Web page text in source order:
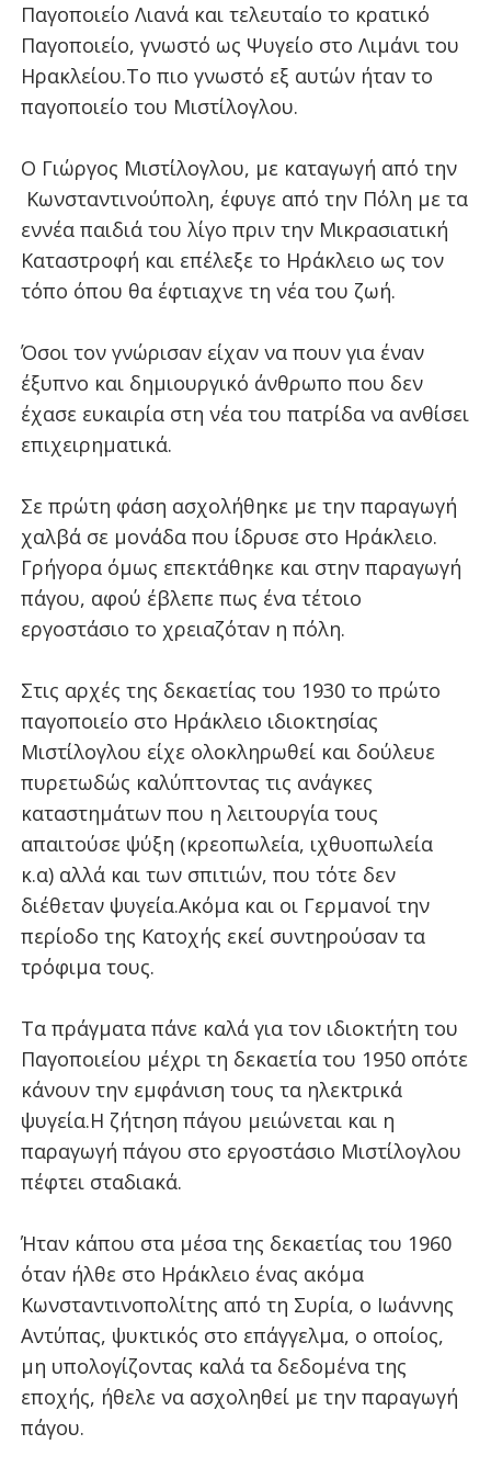
Παγοποιείο Λιανά και τελευταίο το κρατικό
Παγοποιείο, γνωστό ως Ψυγείο στο Λιμάνι του
Ηρακλείου.Το πιο γνωστό εξ αυτών ήταν το
παγοποιείο του Μιστίλογλου.
Ο Γιώργος Μιστίλογλου, με καταγωγή από την
Κωνσταντινούπολη, έφυγε από την Πόλη με τα
εννέα παιδιά του λίγο πριν την Μικρασιατική
Καταστροφή και επέλεξε το Ηράκλειο ως τον
τόπο όπου θα έφτιαχνε τη νέα του ζωή.
Όσοι τον γνώρισαν είχαν να πουν για έναν
έξυπνο και δημιουργικό άνθρωπο που δεν
έχασε ευκαιρία στη νέα του πατρίδα να ανθίσει
επιχειρηματικά.
Σε πρώτη φάση ασχολήθηκε με την παραγωγή
χαλβά σε μονάδα που ίδρυσε στο Ηράκλειο.
Γρήγορα όμως επεκτάθηκε και στην παραγωγή
πάγου, αφού έβλεπε πως ένα τέτοιο
εργοστάσιο το χρειαζόταν η πόλη.
Στις αρχές της δεκαετίας του 1930 το πρώτο
παγοποιείο στο Ηράκλειο ιδιοκτησίας
Μιστίλογλου είχε ολοκληρωθεί και δούλευε
πυρετωδώς καλύπτοντας τις ανάγκες
καταστημάτων που η λειτουργία τους
απαιτούσε ψύξη (κρεοπωλεία, ιχθυοπωλεία
κ.α) αλλά και των σπιτιών, που τότε δεν
διέθεταν ψυγεία.Ακόμα και οι Γερμανοί την
περίοδο της Κατοχής εκεί συντηρούσαν τα
τρόφιμα τους.
Τα πράγματα πάνε καλά για τον ιδιοκτήτη του
Παγοποιείου μέχρι τη δεκαετία του 1950 οπότε
κάνουν την εμφάνιση τους τα ηλεκτρικά
ψυγεία.Η ζήτηση πάγου μειώνεται και η
παραγωγή πάγου στο εργοστάσιο Μιστίλογλου
πέφτει σταδιακά.
Ήταν κάπου στα μέσα της δεκαετίας του 1960
όταν ήλθε στο Ηράκλειο ένας ακόμα
Κωνσταντινοπολίτης από τη Συρία, ο Ιωάννης
Αντύπας, ψυκτικός στο επάγγελμα, ο οποίος,
μη υπολογίζοντας καλά τα δεδομένα της
εποχής, ήθελε να ασχοληθεί με την παραγωγή
πάγου.